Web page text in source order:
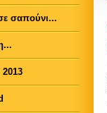
σαπούνι...
2013